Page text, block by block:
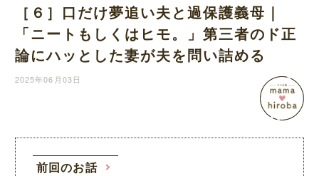
［６］口だけ夢追い夫と過保護義母｜
「ニートもしくはヒモ。」第三者のド正
論にハッとした妻が夫を問い詰める
2025年06月03日
前回のお話